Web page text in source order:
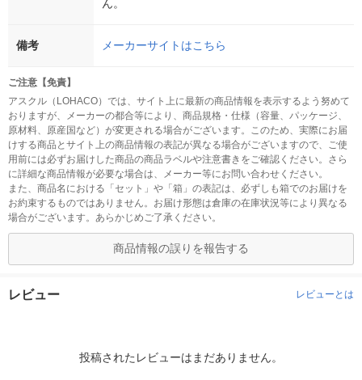
ん。
備考 メーカーサイトはこちら
ご注意【免責】
アスクル（LOHACO）では、サイト上に最新の商品情報を表示するよう努めて
おりますが、メーカーの都合等により、商品規格・仕様（容量、パッケージ、
原材料、原産国など）が変更される場合がございます。このため、実際にお届
けする商品とサイト上の商品情報の表記が異なる場合がございますので、ご使
用前には必ずお届けした商品の商品ラベルや注意書きをご確認ください。さら
に詳細な商品情報が必要な場合は、メーカー等にお問い合わせください。
また、商品名における「セット」や「箱」の表記は、必ずしも箱でのお届けを
お約束するものではありません。お届け形態は倉庫の在庫状況等により異なる
場合がございます。あらかじめご了承ください。
商品情報の誤りを報告する
レビュー レビューとは
投稿されたレビューはまだありません。